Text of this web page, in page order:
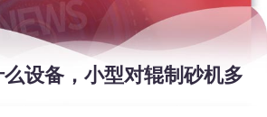
设备，小型对辊制砂机多